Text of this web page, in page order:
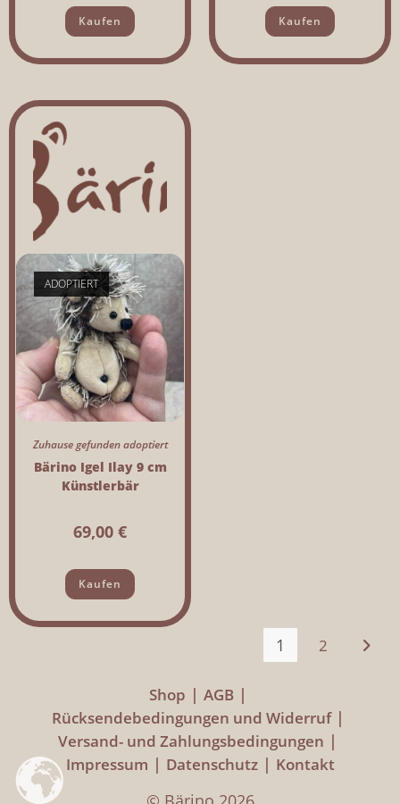
Kaufen Kaufen
ADOPTIERT
Zuhause gefunden adoptiert
Bärino Igel Ilay 9 cm
Künstlerbär
69,00 €
Kaufen
1 2
Shop
AGB
Rücksendebedingungen und Widerruf
Versand- und Zahlungsbedingungen
Impressum
Datenschutz Kontakt